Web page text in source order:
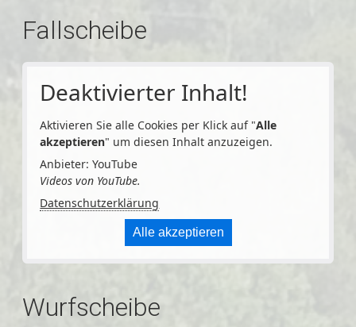
Fallscheibe
Deaktivierter Inhalt!
Aktivieren Sie alle Cookies per Klick auf "Alle
akzeptieren" um diesen Inhalt anzuzeigen.
Anbieter: YouTube
Videos von YouTube.
Datenschutzerklärung
Alle akzeptieren
Wurfscheibe